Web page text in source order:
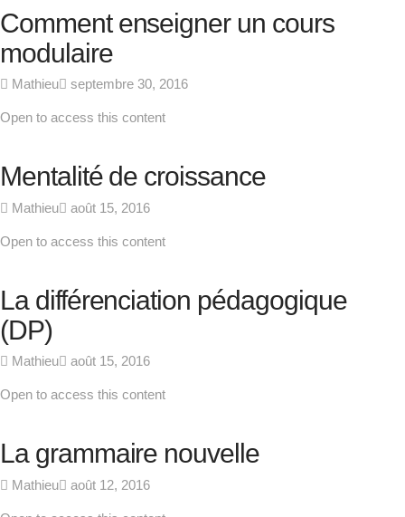
Comment enseigner un cours
modulaire
Mathieu septembre 30, 2016
Open to access this content
Mentalité de croissance
Mathieu août 15, 2016
Open to access this content
La différenciation pédagogique
(DP)
Mathieu août 15, 2016
Open to access this content
La grammaire nouvelle
Mathieu août 12, 2016